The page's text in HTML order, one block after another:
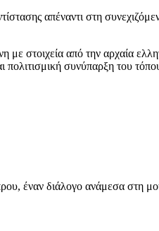
απέναντι στη
από την αρχαία
πολιτισμική συνύπαρξη του
έναν διάλογο ανάμεσα στη